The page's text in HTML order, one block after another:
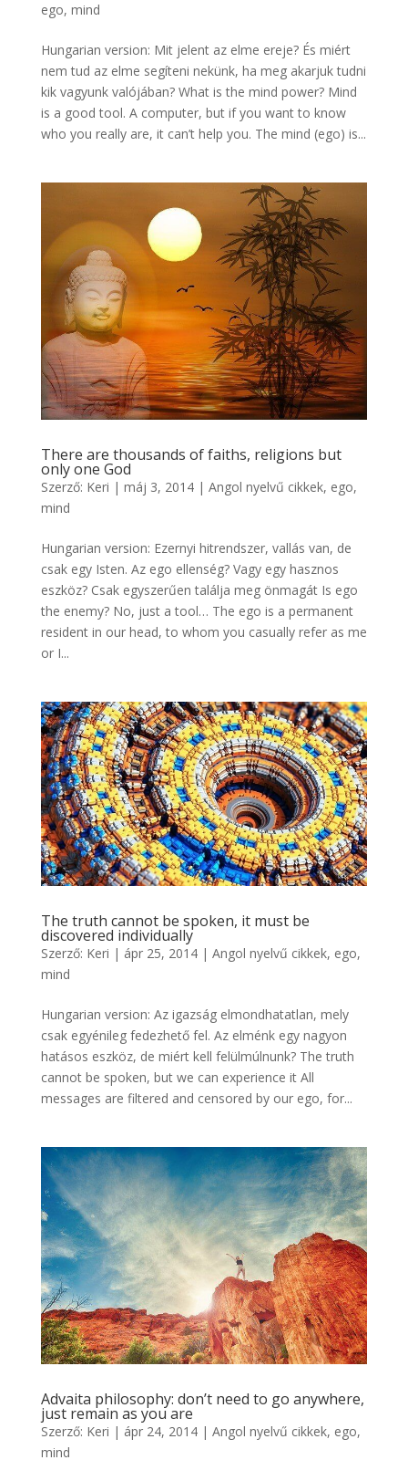
ego, mind
Hungarian version: Mit jelent az elme ereje? És miért
nem tud az elme segíteni nekünk, ha meg akarjuk tudni
kik vagyunk valójában? What is the mind power? Mind
is a good tool. A computer, but if you want to know
who you really are, it can’t help you. The mind (ego) is...
There are thousands of faiths, religions but
only one God
Szerző: Keri | máj 3, 2014| Angol nyelvű cikkek, ego,
mind
Hungarian version: Ezernyi hitrendszer, vallás van, de
csak egy Isten. Az ego ellenség? Vagy egy hasznos
eszköz? Csak egyszerűen találja meg önmagát Is ego
the enemy? No, just a tool… The ego is a permanent
resident in our head, to whom you casually refer as me
or I...
The truth cannot be spoken, it must be
discovered individually
Szerző: Keri | ápr 25, 2014| Angol nyelvű cikkek, ego,
mind
Hungarian version: Az igazság elmondhatatlan, mely
csak egyénileg fedezhető fel. Az elménk egy nagyon
hatásos eszköz, de miért kell felülmúlnunk? The truth
cannot be spoken, but we can experience it All
messages are filtered and censored by our ego, for...
Advaita philosophy: don’t need to go anywhere,
just remain as you are
Szerző: Keri | ápr 24, 2014| Angol nyelvű cikkek, ego,
mind